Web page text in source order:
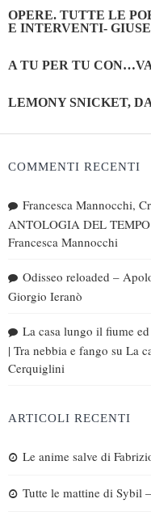
OPERE. TUTTE LE
E INTERVENTI-
A TU PER TU
LEMONY SNICKET,
COMMENTI RECENTI
Francesca Mannocchi,
ANTOLOGIA DEL
Francesca Mannocchi
Odisseo reloaded –
Giorgio Ieranò
La casa lungo il fiume
| Tra nebbia e fango su La
Cerquiglini
ARTICOLI RECENTI
Le anime salve di
Tutte le mattine di Sybil